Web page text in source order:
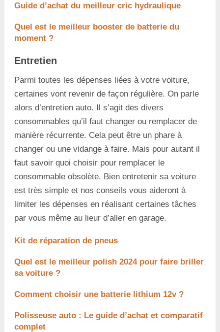
Guide d’achat du meilleur cric hydraulique
Quel est le meilleur booster de batterie du
moment ?
Entretien
Parmi toutes les dépenses liées à votre voiture,
certaines vont revenir de façon régulière. On parle
alors d’entretien auto. Il s’agit des divers
consommables qu’il faut changer ou remplacer de
manière récurrente. Cela peut être un phare à
changer ou une vidange à faire. Mais pour autant il
faut savoir quoi choisir pour remplacer le
consommable obsolète. Bien entretenir sa voiture
est très simple et nos conseils vous aideront à
limiter les dépenses en réalisant certaines tâches
par vous même au lieur d’aller en garage.
Kit de réparation de pneus
Quel est le meilleur polish 2024 pour faire briller
sa voiture ?
Comment choisir une batterie lithium 12v ?
Polisseuse auto : Le guide d’achat et comparatif
complet